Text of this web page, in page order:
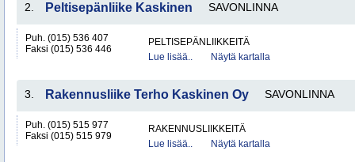
2. Peltisepänliike Kaskinen SAVONLINNA
Puh. (015) 536 407
Faksi (015) 536 446
PELTISEPÄNLIIKKEITÄ
Lue lisää..
Näytä kartalla
3. Rakennusliike Terho Kaskinen Oy SAVONLINNA
Puh. (015) 515 977
Faksi (015) 515 979
RAKENNUSLIIKKEITÄ
Lue lisää..
Näytä kartalla